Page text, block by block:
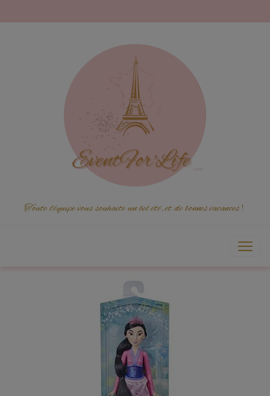
Toute l'équipe vous souhaite un bel été, et de bonnes vacances !